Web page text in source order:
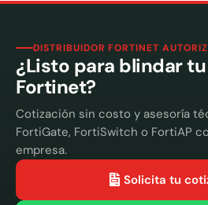
DISTRIBUIDOR FORTINET
¿Listo para blindar
Fortinet?
Cotización sin costo y asesoría
FortiGate, FortiSwitch o FortiAP
empresa.
Solicita tu